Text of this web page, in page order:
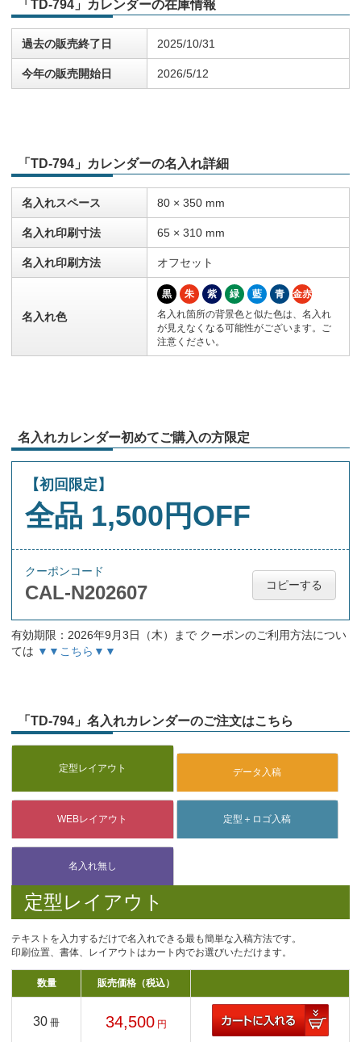
「TD-794」カレンダーの在庫情報
過去の販売終了日 2025/10/31
今年の販売開始日 2026/5/12
「TD-794」カレンダーの名入れ詳細
名入れスペース 80 × 350 mm
名入れ印刷寸法 65 × 310 mm
名入れ印刷方法 オフセット
名入れ色
黒 朱 紫 緑 藍 青
金赤
名入れ箇所の背景色と似た色は、名入れ
が見えなくなる可能性がございます。ご
注意ください。
名入れカレンダー初めてご購入の方限定
【初回限定】
全品 1,500円OFF
クーポンコード
CAL-N202607 コピーする
有効期限：2026年9月3日（木）まで クーポンのご利用方法につい
ては ▼▼こちら▼▼
「TD-794」名入れカレンダーのご注文はこちら
定型レイアウト
テキストを入力するだけで名入れできる最も簡単な入稿方法です。
印刷位置、書体、レイアウトはカート内でお選びいただけます。
数量 販売価格（税込）
30 冊 34,500 円